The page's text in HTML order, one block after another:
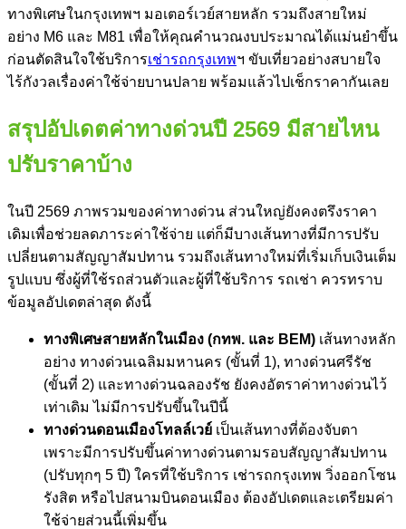
ทางพิเศษในกรุงเทพฯ มอเตอร์เวย์สายหลัก รวมถึงสายใหม่
อย่าง M6 และ M81 เพื่อให้คุณคำนวณงบประมาณได้แม่นยำขึ้น
ก่อนตัดสินใจใช้บริการเช่ารถกรุงเทพฯ ขับเที่ยวอย่างสบายใจ
ไร้กังวลเรื่องค่าใช้จ่ายบานปลาย พร้อมแล้วไปเช็กราคากันเลย
สรุปอัปเดตค่าทางด่วนปี 2569 มีสายไหน
ปรับราคาบ้าง
ในปี 2569 ภาพรวมของค่าทางด่วน ส่วนใหญ่ยังคงตรึงราคา
เดิมเพื่อช่วยลดภาระค่าใช้จ่าย แต่ก็มีบางเส้นทางที่มีการปรับ
เปลี่ยนตามสัญญาสัมปทาน รวมถึงเส้นทางใหม่ที่เริ่มเก็บเงินเต็ม
รูปแบบ ซึ่งผู้ที่ใช้รถส่วนตัวและผู้ที่ใช้บริการ รถเช่า ควรทราบ
ข้อมูลอัปเดตล่าสุด ดังนี้
ทางพิเศษสายหลักในเมือง (กทพ. และ BEM) เส้นทางหลัก
อย่าง ทางด่วนเฉลิมมหานคร (ขั้นที่ 1), ทางด่วนศรีรัช
(ขั้นที่ 2) และทางด่วนฉลองรัช ยังคงอัตราค่าทางด่วนไว้
เท่าเดิม ไม่มีการปรับขึ้นในปีนี้
ทางด่วนดอนเมืองโทลล์เวย์ เป็นเส้นทางที่ต้องจับตา
เพราะมีการปรับขึ้นค่าทางด่วนตามรอบสัญญาสัมปทาน
(ปรับทุกๆ 5 ปี) ใครที่ใช้บริการ เช่ารถกรุงเทพ วิ่งออกโซน
รังสิต หรือไปสนามบินดอนเมือง ต้องอัปเดตและเตรียมค่า
ใช้จ่ายส่วนนี้เพิ่มขึ้น